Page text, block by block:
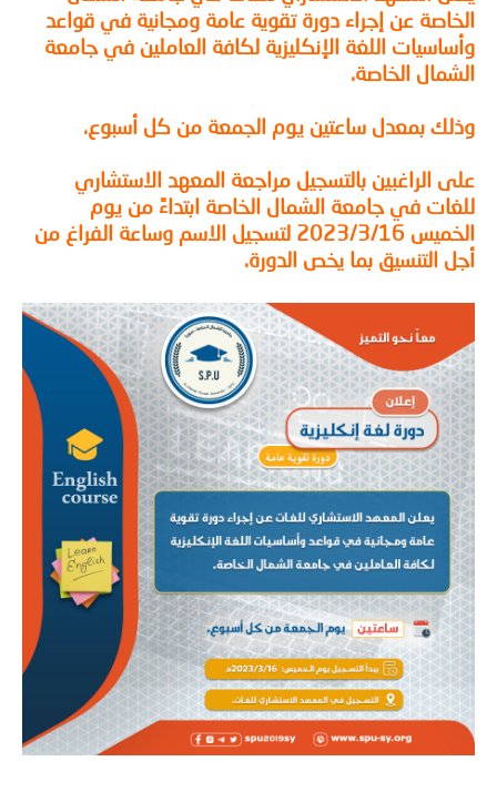
عن إجراء دورة تقوية عامة ومجانية في قواعد
اللغة الإنكليزية لكافة العاملين في جامعة
الخاصة.
بمعدل ساعتين يوم الجمعة من كل أسبوع.
الراغبين بالتسجيل مراجعة المعهد الاستشاري
في جامعة الشمال الخاصةابتداءً من يوم
الخميس 2023/3/16 لتسجيل الاسم وساعة الفراغ من
التنسيق بما يخص الدورة.